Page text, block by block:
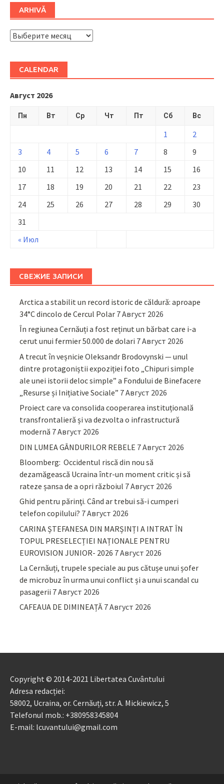
ARHIVĂ
ARHIVĂ
CALENDAR
Август 2026
Пн Вт Ср Чт Пт Сб Вс
« Июл
1
2
3
4 5 6 7 8
9
10
11 12 13 14 15
16
17
18 19 20 21 22
23
24
25 26 27 28 29
30
31
СВЕЖИЕ ЗАПИСИ
Arctica a stabilit un record istoric de căldură: aproape
34°C dincolo de Cercul Polar 7 Август 2026
În regiunea Cernăuți a fost reținut un bărbat care i-a
cerut unui fermier 50.000 de dolari 7 Август 2026
A trecut în veșnicie Oleksandr Brodovynski — unul
dintre protagoniștii expoziției foto „Chipuri simple
ale unei istorii deloc simple” a Fondului de Binefacere
„Resurse și Inițiative Sociale” 7 Август 2026
Proiect care va consolida cooperarea instituțională
transfrontalieră și va dezvolta o infrastructură
modernă 7 Август 2026
DIN LUMEA GÂNDURILOR REBELE 7 Август 2026
Bloomberg: Occidentul riscă din nou să
dezamăgească Ucraina într-un moment critic și să
rateze șansa de a opri războiul 7 Август 2026
Ghid pentru părinţi. Când ar trebui să-i cumperi
telefon copilului? 7 Август 2026
CARINA ȘTEFANESA DIN MARȘINȚI A INTRAT ÎN
TOPUL PRESELECȚIEI NAȚIONALE PENTRU
EUROVISION JUNIOR- 2026 7 Август 2026
La Cernăuți, trupele speciale au pus cătușe unui șofer
de microbuz în urma unui conflict și a unui scandal cu
pasagerii 7 Август 2026
CAFEAUA DE DIMINEAȚĂ 7 Август 2026
Copyright © 2014-2021 Libertatea Cuvântului
Adresa redacției:
58002, Ucraina, or. Cernăuți, str. A. Mickiewicz, 5
Telefonul mob.: +380958345804
E-mail: lcuvantului@gmail.com